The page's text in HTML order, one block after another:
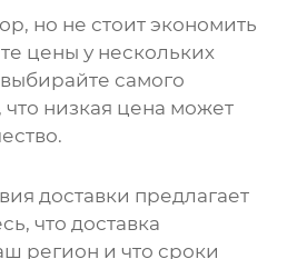
но не стоит экономить
цены у нескольких
самого
низкая цена может
доставки предлагает
что доставка
регион и что сроки